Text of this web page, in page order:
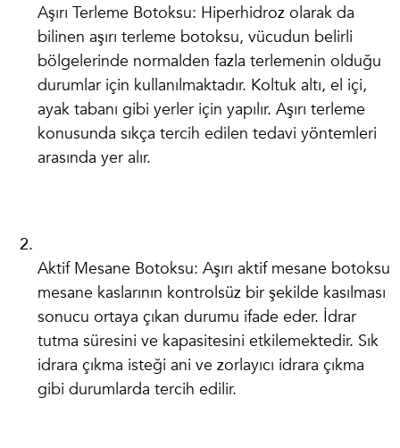
Aşırı Terleme Botoksu: Hiperhidroz olarak da
bilinen aşırı terleme botoksu, vücudun belirli
bölgelerinde normalden fazla terlemenin olduğu
durumlar için kullanılmaktadır. Koltuk altı, el içi,
ayak tabanı gibi yerler için yapılır. Aşırı terleme
konusunda sıkça tercih edilen tedavi yöntemleri
arasında yer alır.
Aktif Mesane Botoksu: Aşırı aktif mesane botoksu
mesane kaslarının kontrolsüz bir şekilde kasılması
sonucu ortaya çıkan durumu ifade eder. İdrar
tutma süresini ve kapasitesini etkilemektedir. Sık
idrara çıkma isteği ani ve zorlayıcı idrara çıkma
gibi durumlarda tercih edilir.